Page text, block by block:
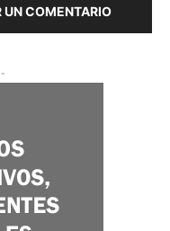
UN COMENTARIO